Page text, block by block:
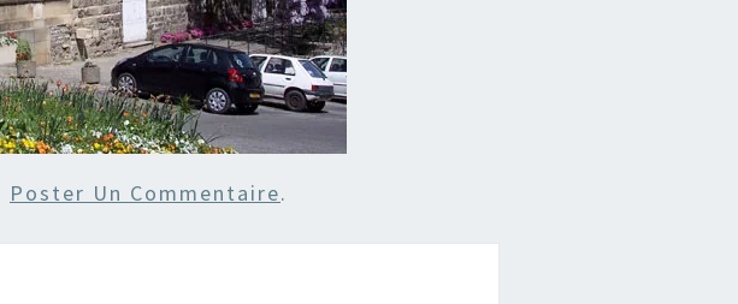
Poster Un Commentaire.